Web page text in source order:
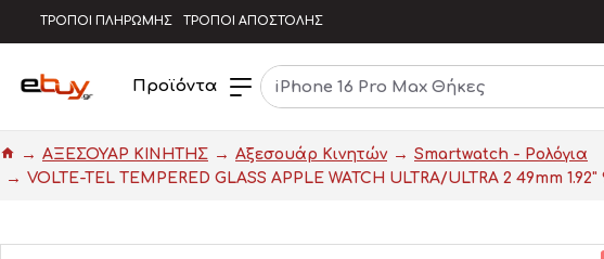
ΤΡΟΠΟΙ ΠΛΗΡΩΜΗΣ ΤΡΟΠΟΙ ΑΠΟΣΤΟΛΗΣ
Προϊόντα
ΑΞΕΣΟΥΑΡ ΚΙΝΗΤΗΣ Αξεσουάρ Κινητών
Smartwatch - Ρολόγια
VOLTE-TEL TEMPERED GLASS APPLE WATCH ULTRA/ULTRA 2 49mm